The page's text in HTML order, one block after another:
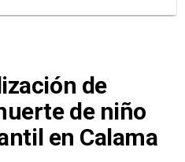
de
de niño
en Calama